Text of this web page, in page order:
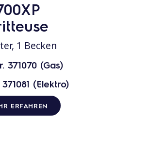
1 Becken
371070 (Gas)
(Elektro)
ERFAHREN